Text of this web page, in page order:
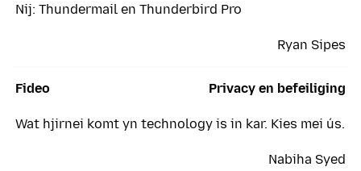
Ryan Sipes
Nij: Thundermail en Thunderbird Pro
Fideo
Nabiha Syed
Privacy en befeiliging
Wat hjirnei komt yn technology is in kar. Kies mei ús.